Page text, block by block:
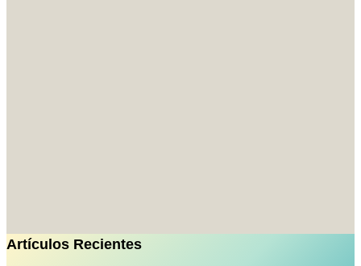
Artículos Recientes